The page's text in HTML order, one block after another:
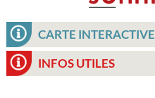
CARTE INTERACTIVE
INFOS UTILES